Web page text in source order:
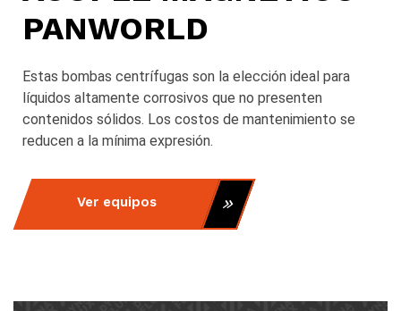
PANWORLD
Estas bombas centrífugas son la elección ideal para
líquidos altamente corrosivos que no presenten
contenidos sólidos. Los costos de mantenimiento se
reducen a la mínima expresión.
Ver equipos